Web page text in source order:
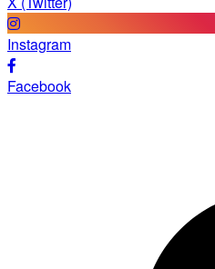
Instagram
Facebook